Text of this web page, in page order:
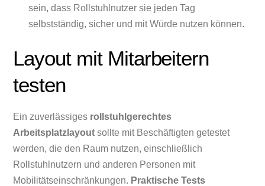
sein, dass Rollstuhlnutzer sie jeden Tag
selbstständig, sicher und mit Würde nutzen können.
Layout mit Mitarbeitern
testen
Ein zuverlässiges rollstuhlgerechtes
Arbeitsplatzlayout sollte mit Beschäftigten getestet
werden, die den Raum nutzen, einschließlich
Rollstuhlnutzern und anderen Personen mit
Mobilitätseinschränkungen. Praktische Tests